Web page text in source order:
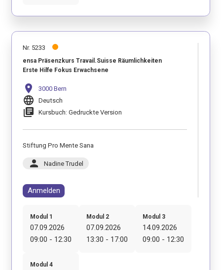
Nr. 5233
ensa Präsenzkurs Travail.Suisse Räumlichkeiten
Erste Hilfe Fokus Erwachsene
location_on 3000 Bern
language Deutsch
library_books Kursbuch: Gedruckte Version
Stiftung Pro Mente Sana
person Nadine Trudel
Anmelden
Modul 1
07.09.2026
09:00 - 12:30
Modul 2
07.09.2026
13:30 - 17:00
Modul 3
14.09.2026
09:00 - 12:30
Modul 4